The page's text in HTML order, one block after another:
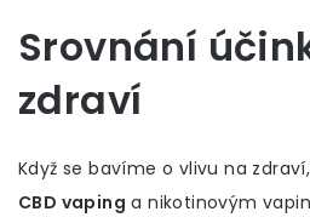
Srovnání
zdraví
Když se bavíme o vlivu na
CBD vaping a nikotinovým